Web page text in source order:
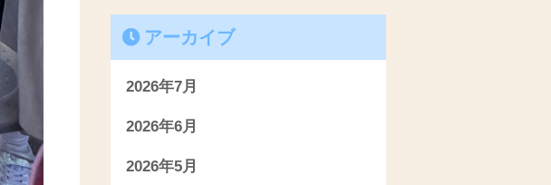
アーカイブ
2026年7月
2026年6月
2026年5月